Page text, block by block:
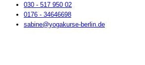
030 - 517 950 02
0176 - 34646698
sabine@yogakurse-berlin.de